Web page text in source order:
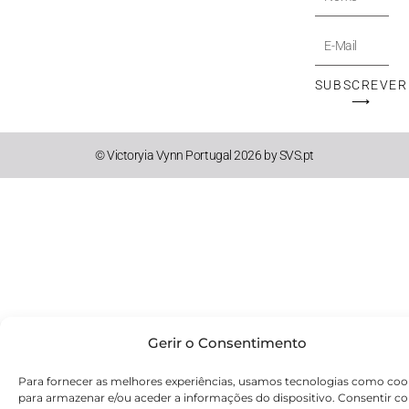
Gerir o Consentimento
Para fornecer as melhores experiências, usamos tecnologias como
para armazenar e/ou aceder a informações do dispositivo. Consentir
E-
Mail
SUBSCREVER
⟶
© Victoryia Vynn Portugal 2026 by SVS.pt